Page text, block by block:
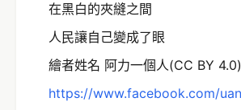
在黑白的夾縫之間
人民讓自己變成了眼
繪者姓名 阿力一個人(CC BY 4.0)
https://www.facebook.com/